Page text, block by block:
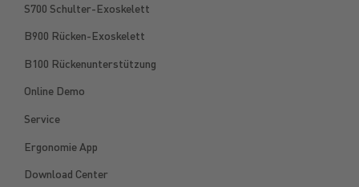
S700 Schulter-Exoskelett
B900 Rücken-Exoskelett
B100 Rückenunterstützung
Online Demo
Service
Ergonomie App
Download Center